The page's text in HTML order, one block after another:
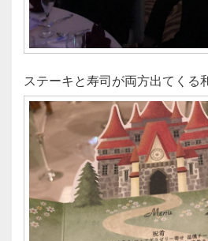
ステーキと寿司が両方出てくる